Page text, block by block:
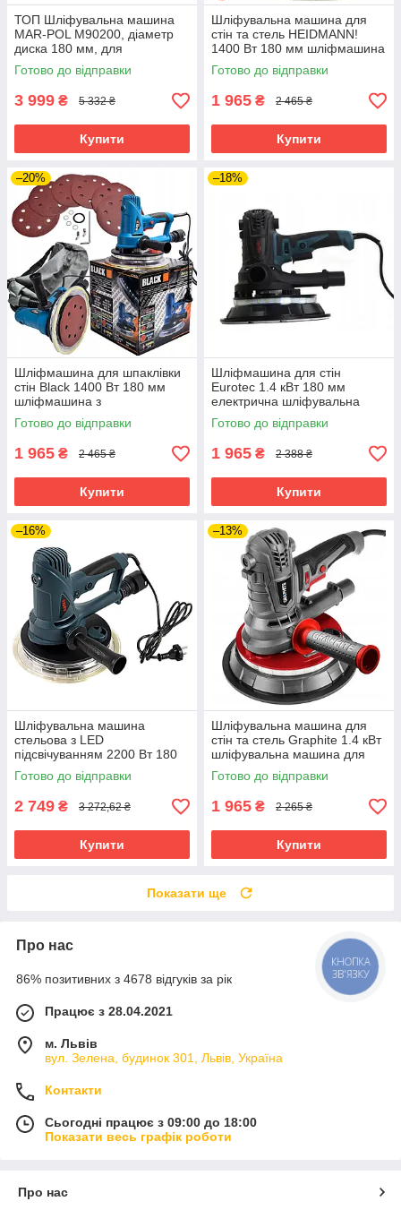
ТОП Шліфувальна машина
MAR-POL M90200, діаметр
диска 180 мм, для
шліфування стін і стель з
підсвічуванням.
Готово до відправки
3 999 ₴ 5 332 ₴
Купити
Шліфувальна машина для
стін та стель HEIDMANN!
1400 Вт 180 мм шліфмашина
для фінішної обробки стін
Готово до відправки
1 965 ₴ 2 465 ₴
Купити
–20%
Шліфмашина для шпаклівки
стін Black 1400 Вт 180 мм
шліфмашина з
пилозбірником для стелі
шліфмашина для стін
Готово до відправки
1 965 ₴ 2 465 ₴
Купити
–18%
Шліфмашина для стін
Eurotec 1.4 кВт 180 мм
електрична шліфувальна
машина для стін та стелі
Готово до відправки
1 965 ₴ 2 388 ₴
Купити
–16%
Шліфувальна машина
стельова з LED
підсвічуванням 2200 Вт 180
мм Boxer BX-701 машинка
для стелі та стін
Готово до відправки
2 749 ₴ 3 272,62 ₴
Купити
–13%
Шліфувальна машина для
стін та стель Graphite 1.4 кВт
шліфувальна машина для
стін та стель шліфмашина з
пилозбірником
Готово до відправки
1 965 ₴ 2 265 ₴
Купити
Показати ще
Про нас
86% позитивних з 4678 відгуків за рік
Працює з 28.04.2021
м. Львів
вул. Зелена, будинок 301, Львів, Україна
Контакти
Сьогодні працює з 09:00 до 18:00
Показати весь графік роботи
Про нас
КНОПКА
ЗВ'ЯЗКУ